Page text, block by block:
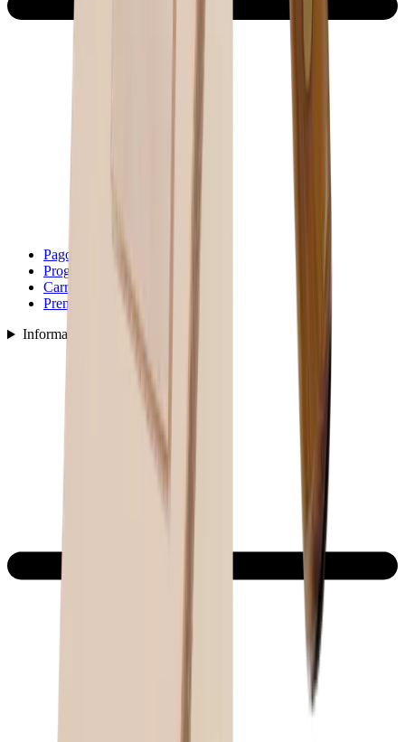
Pago y Envío
Programa de afiliado
Carreras
Prensa
Información legal